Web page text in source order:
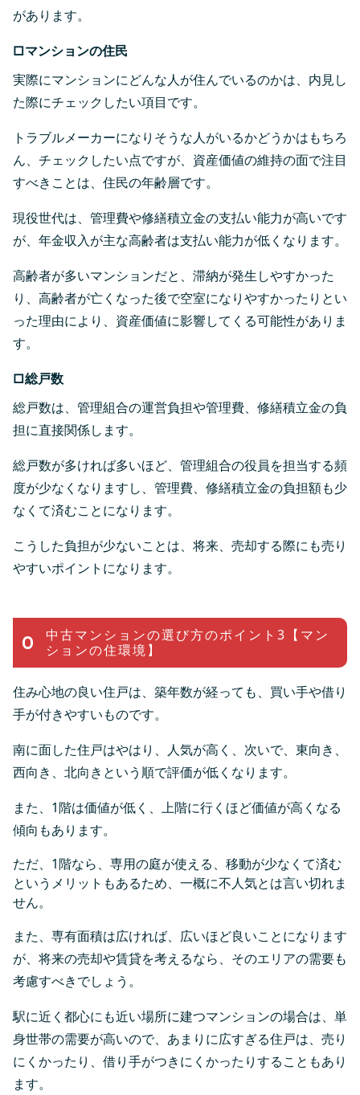
があります。
□マンションの住民
実際にマンションにどんな人が住んでいるのかは、内見し
た際にチェックしたい項目です。
トラブルメーカーになりそうな人がいるかどうかはもちろ
ん、チェックしたい点ですが、資産価値の維持の面で注目
すべきことは、住民の年齢層です。
現役世代は、管理費や修繕積立金の支払い能力が高いです
が、年金収入が主な高齢者は支払い能力が低くなります。
高齢者が多いマンションだと、滞納が発生しやすかった
り、高齢者が亡くなった後で空室になりやすかったりとい
った理由により、資産価値に影響してくる可能性がありま
す。
□総戸数
総戸数は、管理組合の運営負担や管理費、修繕積立金の負
担に直接関係します。
総戸数が多ければ多いほど、管理組合の役員を担当する頻
度が少なくなりますし、管理費、修繕積立金の負担額も少
なくて済むことになります。
こうした負担が少ないことは、将来、売却する際にも売り
やすいポイントになります。
中古マンションの選び方のポイント3【マン
ションの住環境】
住み心地の良い住戸は、築年数が経っても、買い手や借り
手が付きやすいものです。
南に面した住戸はやはり、人気が高く、次いで、東向き、
西向き、北向きという順で評価が低くなります。
また、1階は価値が低く、上階に行くほど価値が高くなる
傾向もあります。
ただ、1階なら、専用の庭が使える、移動が少なくて済む
というメリットもあるため、一概に不人気とは言い切れま
せん。
また、専有面積は広ければ、広いほど良いことになります
が、将来の売却や賃貸を考えるなら、そのエリアの需要も
考慮すべきでしょう。
駅に近く都心にも近い場所に建つマンションの場合は、単
身世帯の需要が高いので、あまりに広すぎる住戸は、売り
にくかったり、借り手がつきにくかったりすることもあり
ます。